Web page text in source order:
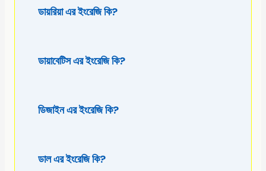
ডায়রিয়া এর ইংরেজি কি?
ডায়াবেটিস এর ইংরেজি কি?
ডিজাইন এর ইংরেজি কি?
ডাল এর ইংরেজি কি?